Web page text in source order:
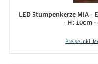
LED Stumpenkerze MIA -
- H: 10cm
Preise inkl.